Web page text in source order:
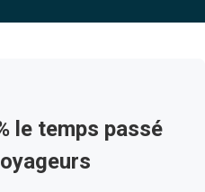
le temps passé